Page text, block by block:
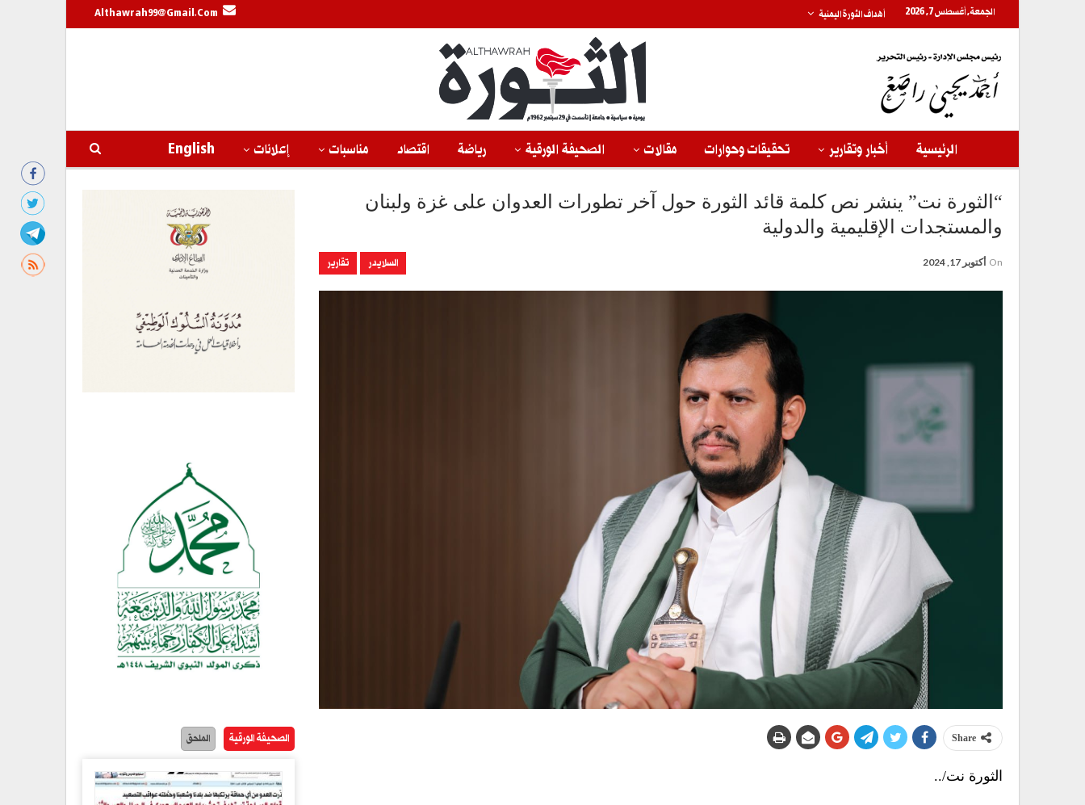
الجمعة, أغسطس 7, 2026 أهداف الثورة اليمنية Althawrah99@gmail.com
الرئيسية أخبار وتقارير تحقيقات وحوارات مقالات الصحيفة الورقية رياضة اقتصاد مناسبات إعلانات English
“الثورة نت” ينشر نص كلمة قائد الثورة حول آخر تطورات العدوان على غزة ولبنان
والمستجدات الإقليمية والدولية
السلايدر تقارير On أكتوبر 17, 2024
Share
الثورة نت/..
الصحيفة الورقية الملحق